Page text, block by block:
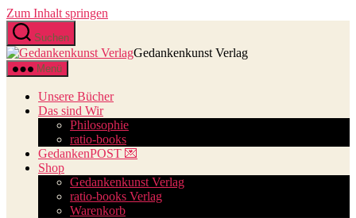
Zum Inhalt springen
Suchen
Gedankenkunst Verlag
Menü
Unsere Bücher
Das sind Wir
Philosophie
ratio-books
GedankenPOST 💌
Shop
Gedankenkunst Verlag
ratio-books Verlag
Warenkorb